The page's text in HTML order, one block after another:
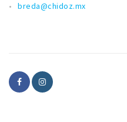
breda@chidoz.mx